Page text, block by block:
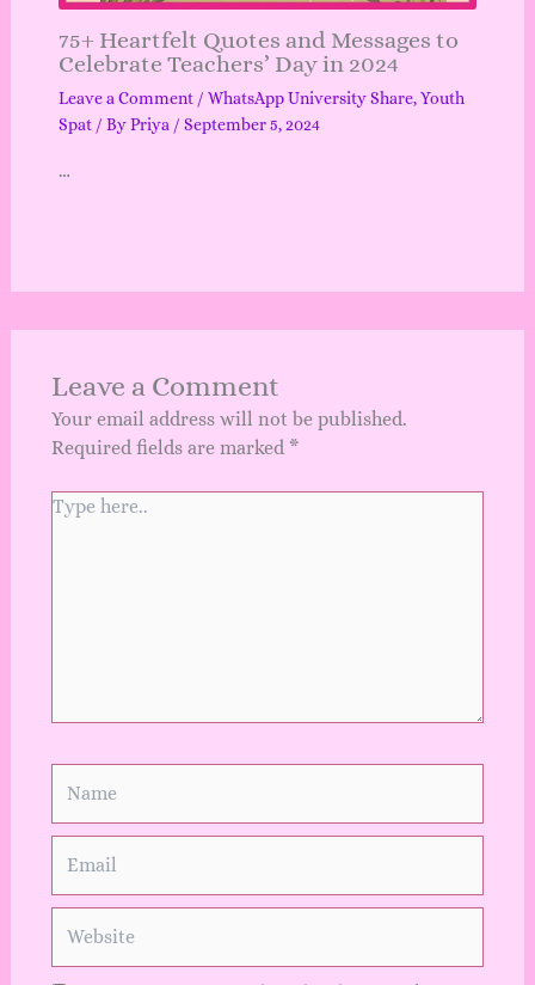
75+ Heartfelt Quotes and Messages to
Celebrate Teachers’ Day in 2024
Leave a Comment / WhatsApp University Share,Youth
Spat/ ByPriya / September 5, 2024
…
Leave a Comment
Your email address will not be published.
Required fields are marked *
Type